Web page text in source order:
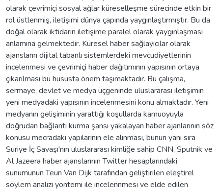
olarak çevrimiçi sosyal ağlar küreselleşme sürecinde etkin bir
rol üstlenmiş, iletişimi dünya çapında yaygınlaştırmıştır. Bu da
doğal olarak iktidarın iletişime paralel olarak yaygınlaşması
anlamına gelmektedir. Küresel haber sağlayıcılar olarak
ajansların dijital tabanlı sistemlerdeki mevcudiyetlerinin
incelenmesi ve çevrimiçi haber dağıtımının yapısının ortaya
çıkarılması bu hususta önem taşımaktadır. Bu çalışma,
sermaye, devlet ve medya üçgeninde uluslararası iletişimin
yeni medyadaki yapısının incelenmesini konu almaktadır. Yeni
medyanın gelişiminin yarattığı koşullarda kamuoyuyla
doğrudan bağlantı kurma şansı yakalayan haber ajanlarının söz
konusu mecradaki yapılarının ele alınması, bunun yanı sıra
Suriye İç Savaşı'nın uluslararası kimliğe sahip CNN, Sputnik ve
Al Jazeera haber ajanslarının Twitter hesaplarındaki
sunumunun Teun Van Dijk tarafından geliştirilen eleştirel
söylem analizi yöntemi ile incelennmesi ve elde edilen